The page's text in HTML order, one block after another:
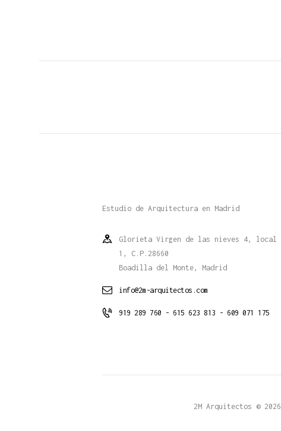
Estudio de Arquitectura en Madrid
Glorieta Virgen de las nieves 4, local
1, C.P.28660
Boadilla del Monte, Madrid
info@2m-arquitectos.com
919 289 760 - 615 623 813 - 609 071 175
2M Arquitectos ©